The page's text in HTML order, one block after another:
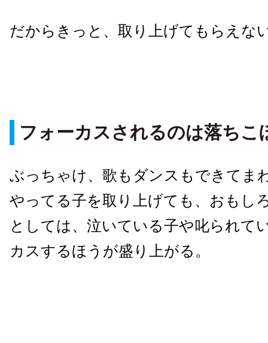
だからきっと、取り上げてもらえな
フォーカスされるのは落ちこ
ぶっちゃけ、歌もダンスもできてま
やってる子を取り上げても、おもし
としては、泣いている子や叱られて
カスするほうが盛り上がる。